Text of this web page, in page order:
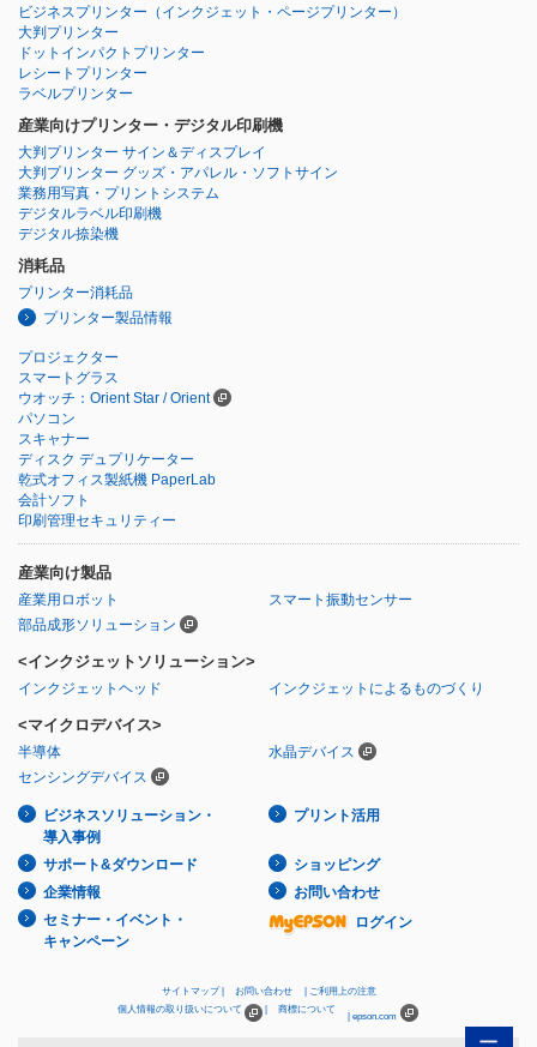
ビジネスプリンター （インクジェット・ページプリンター）
大判プリンター
ドットインパクトプリンター
レシートプリンター
ラベルプリンター
産業向けプリンター・デジタル印刷機
大判プリンター サイン＆ディスプレイ
大判プリンター グッズ・アパレル・ソフトサイン
業務用写真・プリントシステム
デジタルラベル印刷機
デジタル捺染機
消耗品
プリンター消耗品
プリンター製品情報
プロジェクター
スマートグラス
ウオッチ：Orient Star / Orient
パソコン
スキャナー
ディスク デュプリケーター
乾式オフィス製紙機 PaperLab
会計ソフト
印刷管理セキュリティー
産業向け製品
産業用ロボット
スマート振動センサー
部品成形ソリューション
<インクジェットソリューション>
インクジェットヘッド インクジェットによるものづくり
<マイクロデバイス>
半導体
水晶デバイス
センシングデバイス
ビジネスソリューション・
導入事例
プリント活用
サポート&ダウンロード
ショッピング
企業情報
お問い合わせ
セミナー・イベント・
キャンペーン
ログイン
サイトマップ お問い合わせ
ご利用上の注意
個人情報の取り扱いについて
商標について
epson.com